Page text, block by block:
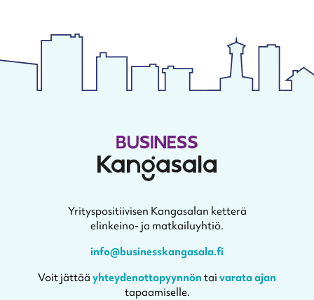
Yrityspositiivisen Kangasalan ketterä
elinkeino- ja matkailuyhtiö.
info@businesskangasala.fi
Voit jättääyhteydenottopyynnöntaivarata ajan
tapaamiselle.